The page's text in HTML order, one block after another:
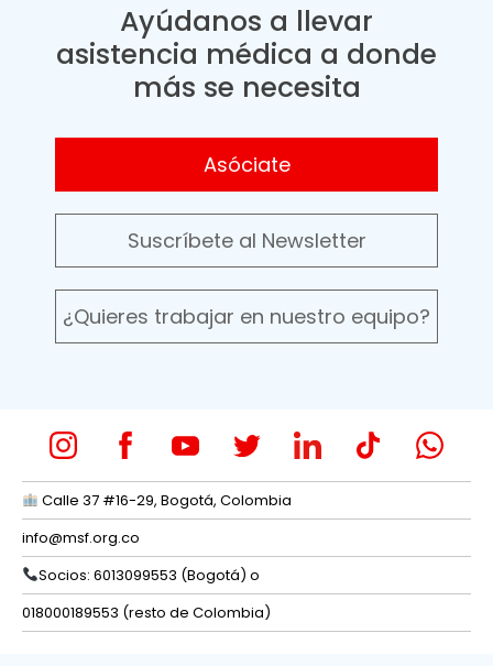
Ayúdanos a llevar
asistencia médica a donde
más se necesita
Asóciate
Suscríbete al Newsletter
¿Quieres trabajar en nuestro equipo?
Calle 37 #16-29, Bogotá, Colombia
info@msf.org.co
Socios: 6013099553 (Bogotá) o
018000189553 (resto de Colombia)